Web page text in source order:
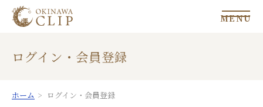
MENU
ログイン・会員登録
ホーム ログイン・会員登録